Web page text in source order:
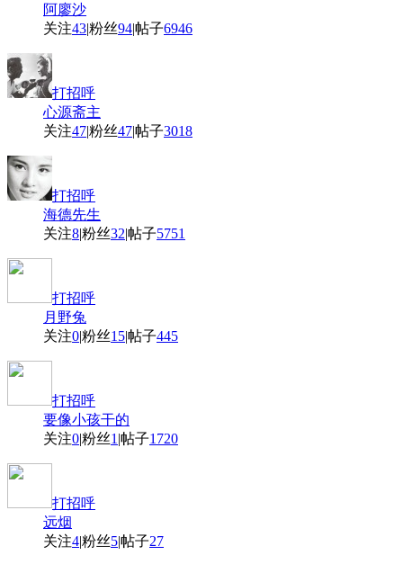
阿廖沙
关注43|粉丝94|帖子6946
打招呼
心源斋主
关注47|粉丝47|帖子3018
打招呼
海德先生
关注8|粉丝32|帖子5751
打招呼
月野兔
关注0|粉丝15|帖子445
打招呼
要像小孩干的
关注0|粉丝1 |帖子1720
打招呼
远烟
关注4|粉丝5|帖子27